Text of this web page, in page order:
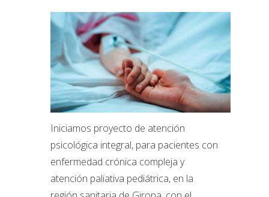
Iniciamos proyecto de atención
psicológica integral, para pacientes con
enfermedad crónica compleja y
atención paliativa pediátrica, en la